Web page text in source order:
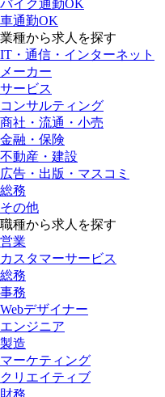
バイク通勤OK
車通勤OK
業種から求人を探す
IT・通信・インターネット
メーカー
サービス
コンサルティング
商社・流通・小売
金融・保険
不動産・建設
広告・出版・マスコミ
総務
その他
職種から求人を探す
営業
カスタマーサービス
総務
事務
Webデザイナー
エンジニア
製造
マーケティング
クリエイティブ
財務